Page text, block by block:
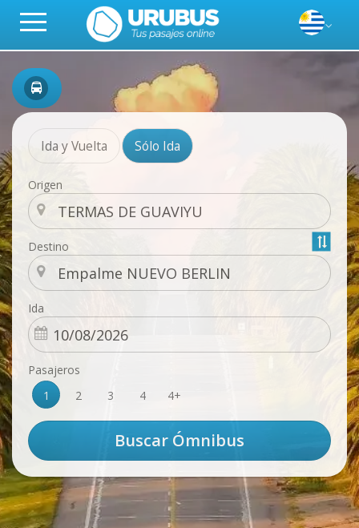
Ida y Vuelta Sólo Ida
Origen
Destino
Ida
Pasajeros
1
2 3 4 4+